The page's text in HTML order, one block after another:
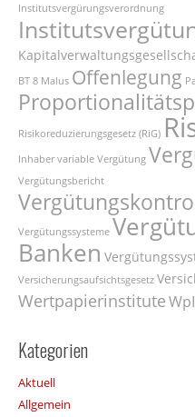
Institutsvergürungsverordnung
BT 8 Malus Offenlegung
Risikoreduzierungsgesetz (RiG)
Inhaber variable Vergütung
Vergütungsbericht
Vergütungssysteme
Banken
Versicherungsaufsichtsgesetz
Wertpapierinstitute
Kategorien
Aktuell
Allgemein